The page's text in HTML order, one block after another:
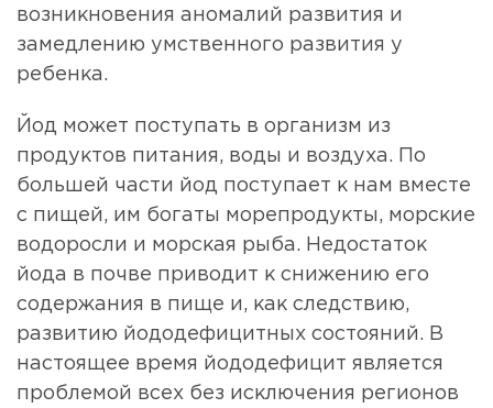
возникновения аномалий развития и
замедлению умственного развития у
ребенка.
Йод может поступать в организм из
продуктов питания, воды и воздуха. По
большей части йод поступает к нам вместе
с пищей, им богаты морепродукты, морские
водоросли и морская рыба. Недостаток
йода в почве приводит к снижению его
содержания в пище и, как следствию,
развитию йододефицитных состояний. В
настоящее время йододефицит является
проблемой всех без исключения регионов